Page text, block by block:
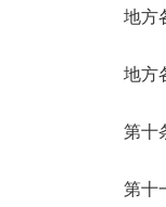
地方各
地方各
第十条
第十一